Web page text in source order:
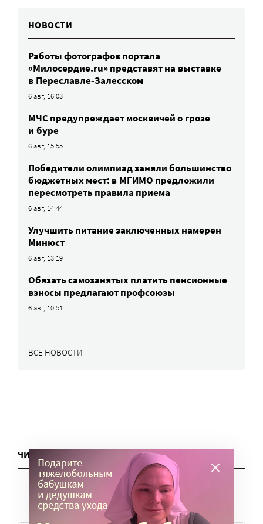
НОВОСТИ
Работы фотографов портала
«Милосердие.ru» представят на выставке
в Переславле-Залесском
6 авг, 16:03
МЧС предупреждает москвичей о грозе
и буре
6 авг, 15:55
Победители олимпиад заняли большинство
бюджетных мест: в МГИМО предложили
пересмотреть правила приема
6 авг, 14:44
Улучшить питание заключенных намерен
Минюст
6 авг, 13:19
Обязать самозанятых платить пенсионные
взносы предлагают профсоюзы
6 авг, 10:51
ВСЕ НОВОСТИ
ЧИТАТЬ ЕЩЕ